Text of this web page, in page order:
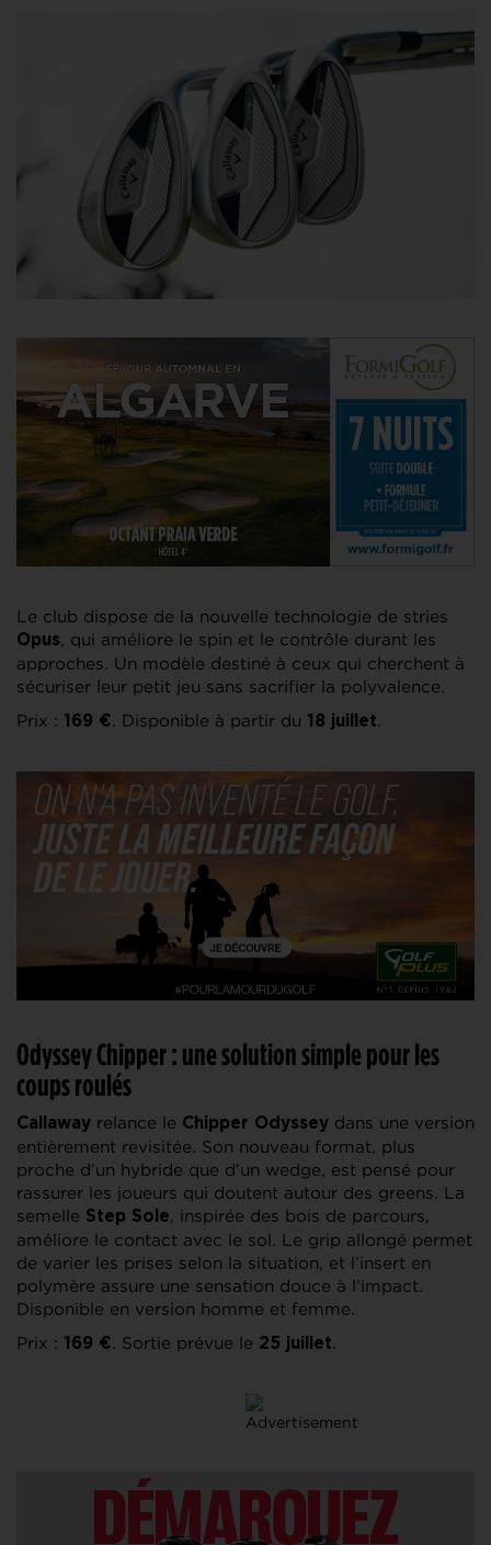
Le club dispose de la nouvelle technologie de stries
Opus, qui améliore le spin et le contrôle durant les
approches. Un modèle destiné à ceux qui cherchent à
sécuriser leur petit jeu sans sacrifier la polyvalence.
Prix : 169 €. Disponible à partir du 18 juillet.
Odyssey Chipper : une solution simple pour les
coups roulés
Callaway relance le Chipper Odyssey dans une version
entièrement revisitée. Son nouveau format, plus
proche d’un hybride que d’un wedge, est pensé pour
rassurer les joueurs qui doutent autour des greens. La
semelle Step Sole, inspirée des bois de parcours,
améliore le contact avec le sol. Le grip allongé permet
de varier les prises selon la situation, et l’insert en
polymère assure une sensation douce à l’impact.
Disponible en version homme et femme.
Prix : 169 €. Sortie prévue le 25 juillet.